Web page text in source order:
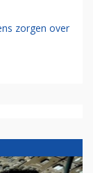
zorgen over